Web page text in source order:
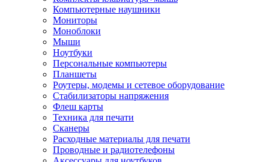
Компьютерные наушники
Мониторы
Моноблоки
Мыши
Ноутбуки
Персональные компьютеры
Планшеты
Роутеры, модемы и сетевое оборудование
Стабилизаторы напряжения
Флеш карты
Техника для печати
Сканеры
Расходные материалы для печати
Проводные и радиотелефоны